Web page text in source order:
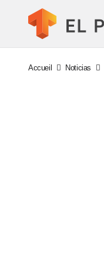
Accueil Noticias